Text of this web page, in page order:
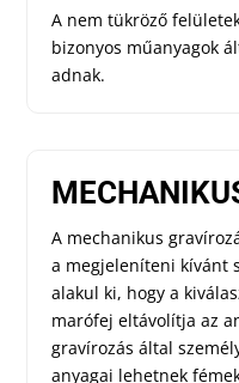
A nem tükröző
bizonyos műanyagok
adnak.
A mechanikus
a megjeleníteni kívánt
alakul ki, hogy a
marófej eltávolítja az
gravírozás által
anyagai lehetnek